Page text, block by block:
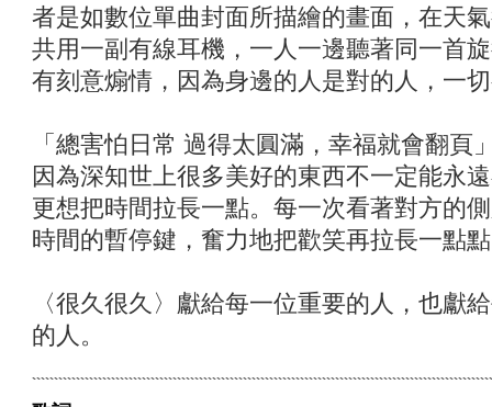
者是如數位單曲封面所描繪的畫面，在天
共用一副有線耳機，一人一邊聽著同一首
有刻意煽情，因為身邊的人是對的人，一
「總害怕日常 過得太圓滿，幸福就會翻頁
因為深知世上很多美好的東西不一定能永
更想把時間拉長一點。每一次看著對方的
時間的暫停鍵，奮力地把歡笑再拉長一點
〈很久很久〉獻給每一位重要的人，也獻
的人。